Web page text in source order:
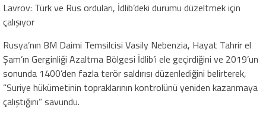
Lavrov: Türk ve Rus orduları, İdlib’deki durumu düzeltmek için
çalışıyor
Rusya’nın BM Daimi Temsilcisi Vasily Nebenzia, Hayat Tahrir el
Şam’ın Gerginliği Azaltma Bölgesi İdlib’i ele geçirdiğini ve 2019’un
sonunda 1400’den fazla terör saldırısı düzenlediğini belirterek,
”Suriye hükümetinin topraklarının kontrolünü yeniden kazanmaya
çalıştığını” savundu.